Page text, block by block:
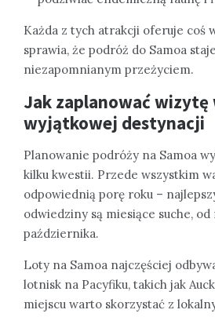
Każda z tych atrakcji oferuje coś
sprawia, że podróż do Samoa
niezapomnianym przeżyciem.
Jak zaplanować wizytę
wyjątkowej destynacji
Planowanie podróży na Samoa
kilku kwestii. Przede wszystkim
odpowiednią porę roku –
odwiedziny są miesiące suche, od
października.
Loty na Samoa najczęściej
lotnisk na Pacyfiku, takich jak
miejscu warto skorzystać z